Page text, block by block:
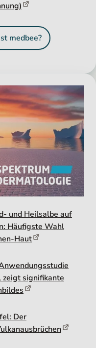
medbee?
und Heilsalbe auf
Häufigste Wahl
Haut
zeigt signifikante
Der